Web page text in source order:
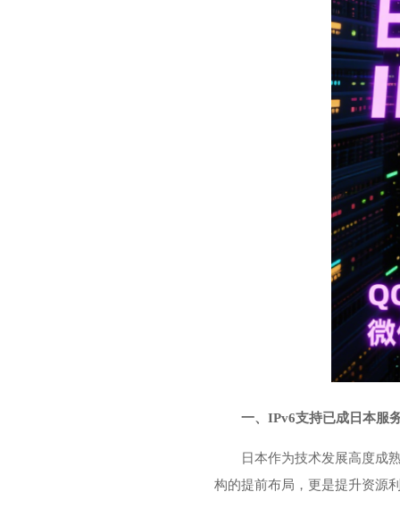
一、IPv6支持已成日本服
日本作为技术发展高度成
构的提前布局，更是提升资源